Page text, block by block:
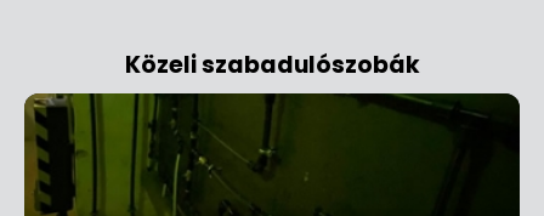
Közeli szabadulószobák